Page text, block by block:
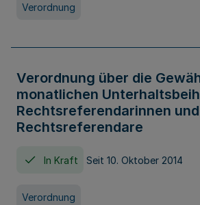
Verordnung
Verordnung über die
monatlichen
Rechtsreferendarinnen und
Rechtsreferendare
In Kraft Seit 10. Oktober 2014
Verordnung